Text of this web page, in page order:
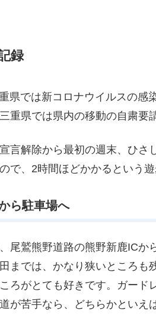
録
県では新コロナウイルスの感
重県では県内の移動の自粛要
言解除から最初の週末、ひさ
で、2時間ほどかかるという
ら駐車場へ
尾鷲熊野道路の熊野新鹿IC
までは、かなり狭いところ
ろがとても好きです。ガー
が苦手なら、どちらかといえ